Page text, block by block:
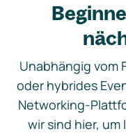
Unabhängig vom
oder hybrides
Networking-
wir sind hier,